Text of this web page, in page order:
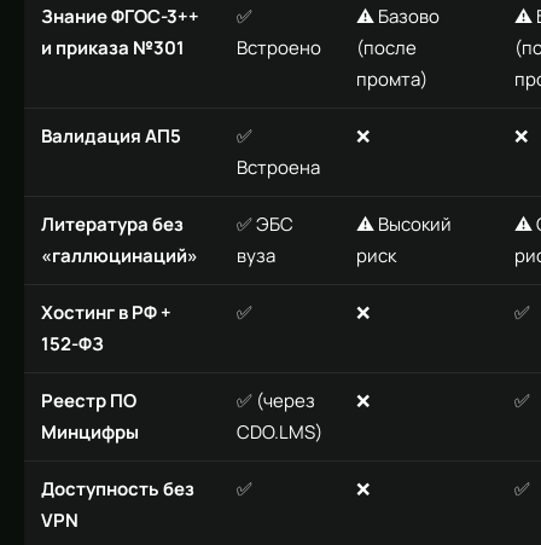
Знание ФГОС-3++
и приказа №301
✅
Встроено
⚠️ Базово
(после
промта)
⚠️
Валидация АП5
✅
Встроена
❌ ❌
Литература без
«галлюцинаций»
✅ ЭБС
вуза
⚠️ Высокий
риск
⚠️
Хостинг в РФ +
152-ФЗ
✅ ❌ ✅
Реестр ПО
Минцифры
✅ (через
CDO.LMS)
❌ ✅
Доступность без
VPN
✅ ❌ ✅